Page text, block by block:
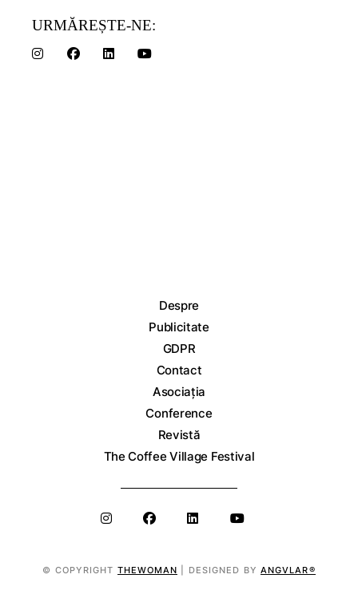
URMĂREȘTE-NE:
Despre
Publicitate
GDPR
Contact
Asociația
Conference
Revistă
The Coffee Village Festival
© COPYRIGHT THEWOMAN | DESIGNED BY ANGVLAR®